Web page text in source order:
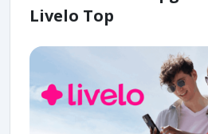
Livelo Top